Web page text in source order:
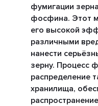
фумигации
фосфина. Этот
его высокой
различными
нанести
зерну. Процесс
распределение
хранилища,